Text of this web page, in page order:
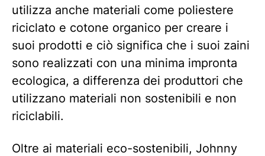
utilizza anche materiali come poliestere
riciclato e cotone organico per creare i
suoi prodotti e ciò significa che i suoi zaini
sono realizzati con una minima impronta
ecologica, a differenza dei produttori che
utilizzano materiali non sostenibili e non
riciclabili.
Oltre ai materiali eco-sostenibili, Johnny